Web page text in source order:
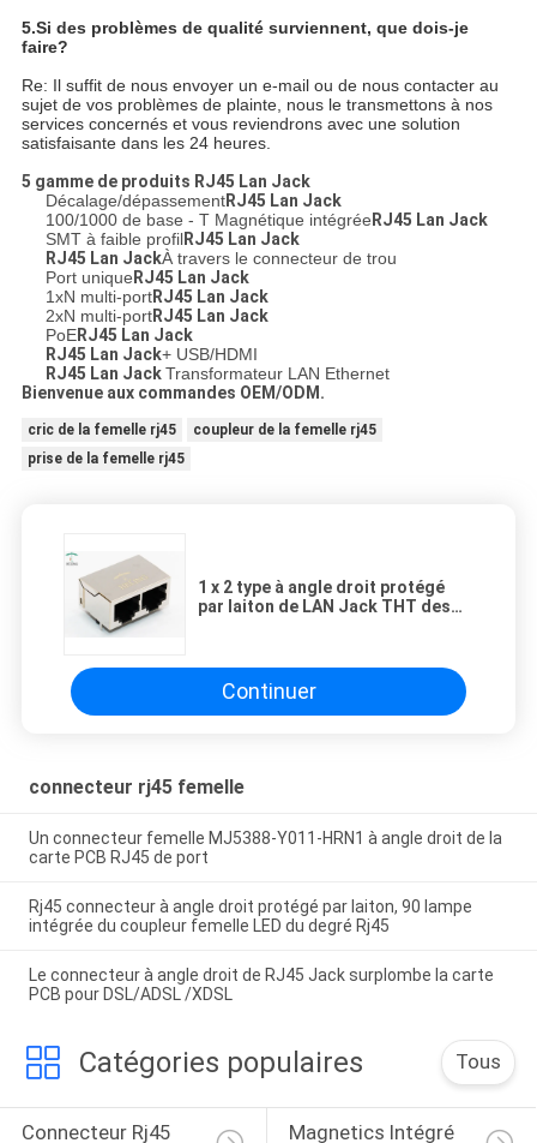
5.Si des problèmes de qualité surviennent, que dois-je
faire?
Re: Il suffit de nous envoyer un e-mail ou de nous contacter au
sujet de vos problèmes de plainte, nous le transmettons à nos
services concernés et vous reviendrons avec une solution
satisfaisante dans les 24 heures.
5 gamme de produits RJ45 Lan Jack
Décalage/dépassementRJ45 Lan Jack
100/1000 de base - T Magnétique intégrée RJ45 Lan Jack
SMT à faible profilRJ45 Lan Jack
RJ45 Lan JackÀ travers le connecteur de trou
Port unique RJ45 Lan Jack
1xN multi-portRJ45 Lan Jack
2xN multi-portRJ45 Lan Jack
PoERJ45 Lan Jack
RJ45 Lan Jack+ USB/HDMI
RJ45 Lan JackTransformateur LAN Ethernet
Bienvenue aux commandes OEM/ODM.
cric de la femelle rj45
coupleur de la femelle rj45
prise de la femelle rj45
1 x 2 type à angle droit protégé
par laiton de LAN Jack THT des
Continuer
connecteur rj45 femelle
Un connecteur femelle MJ5388-Y011-HRN1 à angle droit de la
carte PCB RJ45 de port
Rj45 connecteur à angle droit protégé par laiton, 90 lampe
intégrée du coupleur femelle LED du degré Rj45
Le connecteur à angle droit de RJ45 Jack surplombe la carte
PCB pour DSL/ADSL /XDSL
Catégories populaires Tous
Connecteur Rj45 Magnetics Intégré